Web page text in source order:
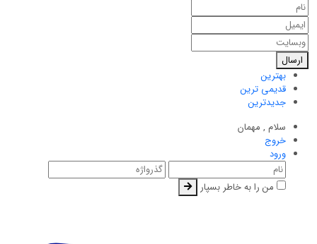
ارسال
بهترین
قدیمی ترین
جدیدترین
سلام , مهمان
خروج
ورود
من را به خاطر بسپار